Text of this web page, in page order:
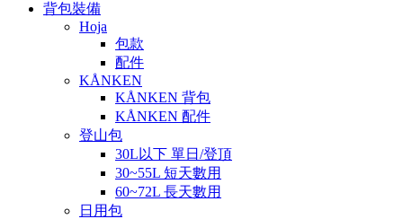
背包裝備
Hoja
包款
配件
KÅNKEN
KÅNKEN 背包
KÅNKEN 配件
登山包
30L以下 單日/登頂
30~55L 短天數用
60~72L 長天數用
日用包